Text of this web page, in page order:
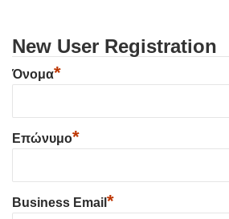
New User Registration
Όνομα*
Επώνυμο*
Business Email *